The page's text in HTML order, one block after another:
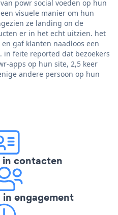
powr social voeden op hun
visuele manier om hun
ze landing on de
er in het echt uitzien. het
gaf klanten naadloos een
feite reported dat bezoekers
apps op hun site, 2,5 keer
andere persoon op hun
in contacten
in engagement